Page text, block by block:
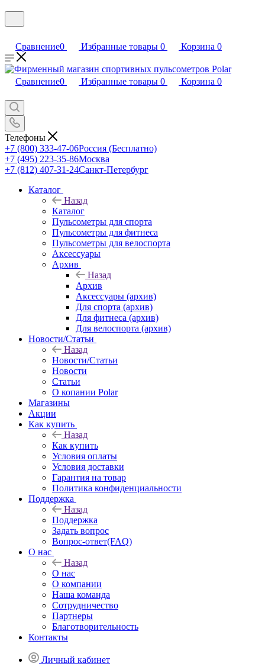
Сравнение0 Избранные товары 0 Корзина 0
Сравнение0 Избранные товары 0 Корзина 0
Телефоны
+7 (800) 333-47-06Россия (Бесплатно)
+7 (495) 223-35-86Москва
+7 (812) 407-31-24Санкт-Петербург
Каталог
Назад
Каталог
Пульсометры для спорта
Пульсометры для фитнеса
Пульсометры для велоспорта
Аксессуары
Архив
Назад
Архив
Аксессуары (архив)
Для спорта (архив)
Для фитнеса (архив)
Для велоспорта (архив)
Новости/Статьи
Назад
Новости/Статьи
Новости
Статьи
О копании Polar
Магазины
Акции
Как купить
Назад
Как купить
Условия оплаты
Условия доставки
Гарантия на товар
Политика конфиденциальности
Поддержка
Назад
Поддержка
Задать вопрос
Вопрос-ответ(FAQ)
О нас
Назад
О нас
О компании
Наша команда
Сотрудничество
Партнеры
Благотворительность
Контакты
Личный кабинет